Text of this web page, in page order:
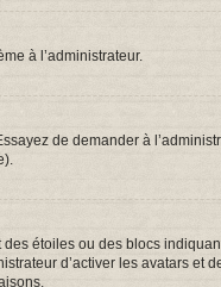
à l’administrateur.
de demander à
étoiles ou des blocs
d’activer les avatars et